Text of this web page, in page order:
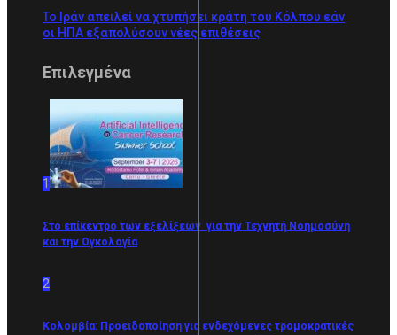
Το Ιράν απειλεί να χτυπήσει κράτη του Κόλπου εάν
οι ΗΠΑ εξαπολύσουν νέες επιθέσεις
Επιλεγμένα
1
Στο επίκεντρο των εξελίξεων για την Τεχνητή Νοημοσύνη
και την Ογκολογία
2
Κολομβία: Προειδοποίηση για ενδεχόμενες τρομοκρατικές